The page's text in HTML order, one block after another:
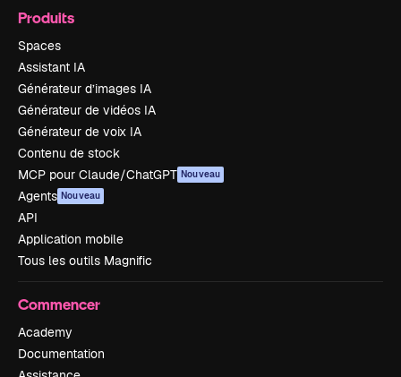
Produits
Spaces
Assistant IA
Générateur d’images IA
Générateur de vidéos IA
Générateur de voix IA
Contenu de stock
MCP pour Claude/ChatGPT Nouveau
Agents Nouveau
API
Application mobile
Tous les outils Magnific
Commencer
Academy
Documentation